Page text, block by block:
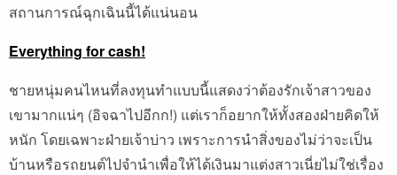
สถานการณ์ฉุกเฉินนี้ได้แน่นอน
Everything for cash!
ชายหนุ่มคนไหนที่ลงทุนทำแบบนี้แสดงว่าต้องรักเจ้าสาวของ
เขามากแน่ๆ (อิจฉาไปอีกก!) แต่เราก็อยากให้ทั้งสองฝ่ายคิดให้
หนัก โดยเฉพาะฝ่ายเจ้าบ่าว เพราะการนำสิ่งของไม่ว่าจะเป็น
บ้านหรือรถยนต์ไปจำนำเพื่อให้ได้เงินมาแต่งสาวเนี่ยไม่ใช่เรื่อง